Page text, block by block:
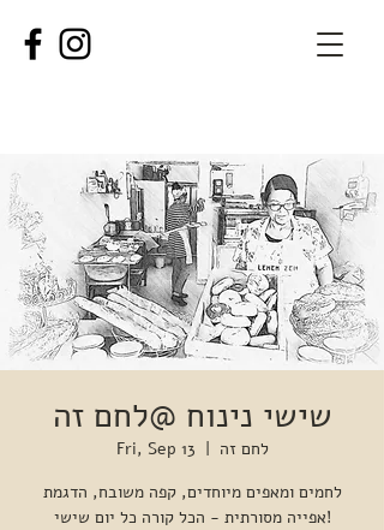
שישי נינוח @לחם זה
Fri, Sep 13
  |
לחם זה
לחמים ומאפים מיוחדים, קפה משובח, הדגמת
אפייה מסורתית - הכל קורה כל יום שישי!